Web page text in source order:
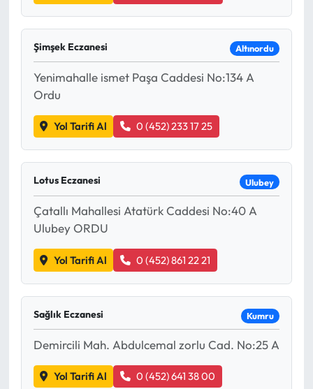
Şimşek Eczanesi Altınordu
Yenimahalle ismet Paşa Caddesi No:134 A
Ordu
Yol Tarifi Al 0 (452) 233 17 25
Lotus Eczanesi Ulubey
Çatallı Mahallesi Atatürk Caddesi No:40 A
Ulubey ORDU
Yol Tarifi Al 0 (452) 861 22 21
Sağlık Eczanesi Kumru
Demircili Mah. Abdulcemal zorlu Cad. No:25 A
Yol Tarifi Al 0 (452) 641 38 00